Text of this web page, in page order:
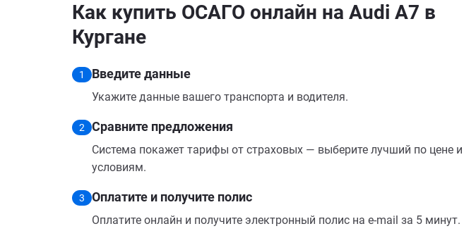
Как купить ОСАГО онлайн на Audi A7 в
Кургане
1 Введите данные
Укажите данные вашего транспорта и водителя.
2 Сравните предложения
Система покажет тарифы от страховых — выберите лучший по цене и
условиям.
3 Оплатите и получите полис
Оплатите онлайн и получите электронный полис на e-mail за 5 минут.